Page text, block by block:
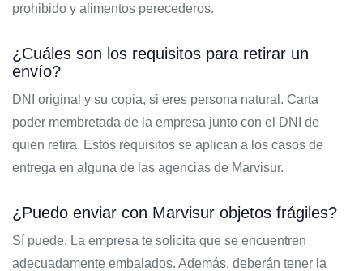
prohibido y alimentos perecederos.
¿Cuáles son los requisitos para retirar un
envío?
DNI original y su copia, si eres persona natural. Carta
poder membretada de la empresa junto con el DNI de
quien retira. Estos requisitos se aplican a los casos de
entrega en alguna de las agencias de Marvisur.
¿Puedo enviar con Marvisur objetos frágiles?
Sí puede. La empresa te solicita que se encuentren
adecuadamente embalados. Además, deberán tener la